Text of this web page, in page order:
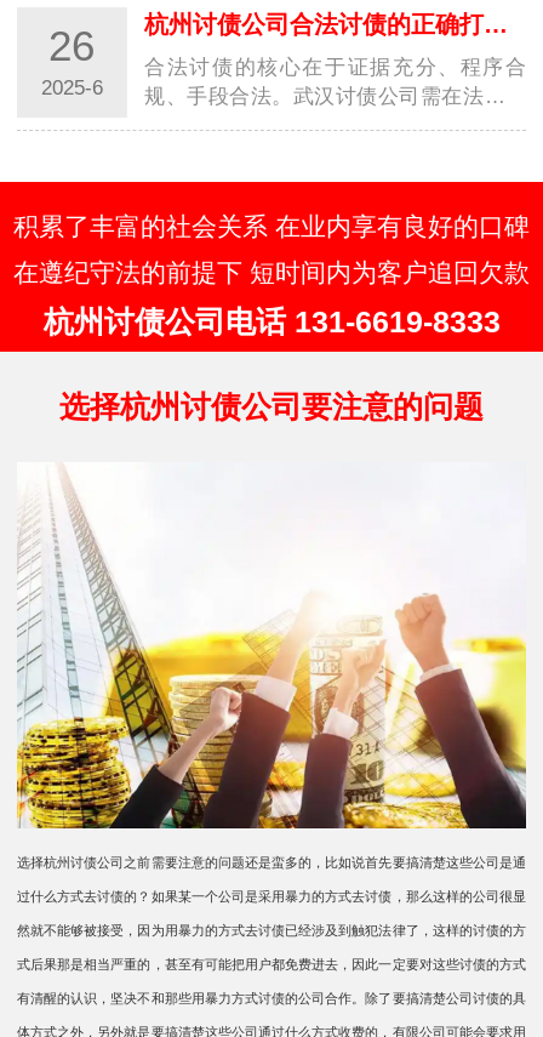
术工商 / 司法数据联动：通过国家企业信
用信息公示系统查询 “老赖” 关联…
26
2025-6
杭州讨债公司合法讨债的正确打开方式你知道几种？
合法讨债的核心在于证据充分、程序合
规、手段合法。武汉讨债公司需在法律框
架内灵活运用协商、调解、诉讼等手段，
建议债权人优先通过法律途径解决纠纷，
必要时委…
积累了丰富的社会关系 在业内享有良好的口碑
在遵纪守法的前提下 短时间内为客户追回欠款
杭州讨债公司电话 131-6619-8333
选择杭州讨债公司要注意的问题
选择杭州讨债公司之前需要注意的问题还是蛮多的，比如说首先要搞清楚这些公司是通
过什么方式去讨债的？如果某一个公司是采用暴力的方式去讨债，那么这样的公司很显
然就不能够被接受，因为用暴力的方式去讨债已经涉及到触犯法律了，这样的讨债的方
式后果那是相当严重的，甚至有可能把用户都免费进去，因此一定要对这些讨债的方式
有清醒的认识，坚决不和那些用暴力方式讨债的公司合作。除了要搞清楚公司讨债的具
体方式之外，另外就是要搞清楚这些公司通过什么方式收费的，有限公司可能会要求用